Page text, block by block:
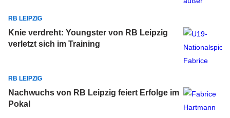
RB LEIPZIG
Knie verdreht: Youngster von RB Leipzig
verletzt sich im Training
RB LEIPZIG
Nachwuchs von RB Leipzig feiert Erfolge im
Pokal